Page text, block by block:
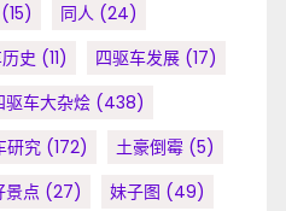
(15) 同人 (24)
史 (11) 四驱车发展 (17)
驱车大杂烩 (438)
研究 (172) 土豪倒霉 (5)
景点 (27) 妹子图 (49)